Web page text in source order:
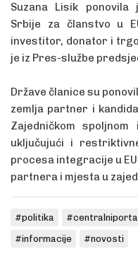
Suzana Lisik ponovila
Srbije za članstvo u
investitor, donator i
je iz Pres-službe
Države članice su
zemlja partner i
Zajedničkom spoljnom
uključujući i
procesa integracije u
partnera i mjesta u
#politika #centralniportal
#informacije
#novosti